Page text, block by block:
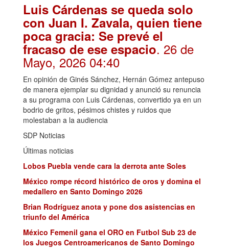
Luis Cárdenas se queda solo
con Juan I. Zavala, quien tiene
poca gracia: Se prevé el
fracaso de ese espacio. 26 de
Mayo, 2026 04:40
En opinión de Ginés Sánchez, Hernán Gómez antepuso
de manera ejemplar su dignidad y anunció su renuncia
a su programa con Luis Cárdenas, convertido ya en un
bodrio de gritos, pésimos chistes y ruidos que
molestaban a la audiencia
SDP Noticias
Últimas noticias
Lobos Puebla vende cara la derrota ante Soles
México rompe récord histórico de oros y domina el
medallero en Santo Domingo 2026
Brian Rodríguez anota y pone dos asistencias en
triunfo del América
México Femenil gana el ORO en Futbol Sub 23 de
los Juegos Centroamericanos de Santo Domingo